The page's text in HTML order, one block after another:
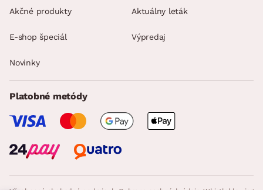
Akčné produkty Aktuálny leták
E-shop špeciál Výpredaj
Novinky
Platobné metódy